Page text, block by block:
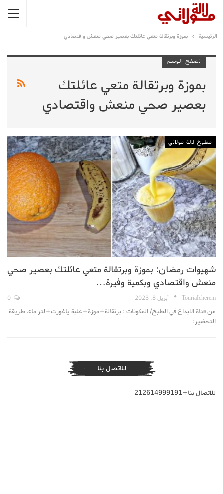
الرئيسية بموزة وبرتقالة متعي عائلتك بعصير صحي منعش واقتصادي
تصفح الوسم
بموزة وبرتقالة متعي عائلتك
بعصير صحي منعش واقتصادي
مطبخ لالة مولاتي
شهيوات رمضان: بموزة وبرتقالة متعي عائلتك بعصير صحي
منعش واقتصادي وبكمية وفيرة…
TouriaIcherem أبريل 8, 2023
من قناة الابداع في الطبخ/ المكونات : برتقالة+موزة+علبة ياغورت+لتر ماء. طريقة
التحضير:…
للاتصال بنا
للاتصال بنا+212614999191